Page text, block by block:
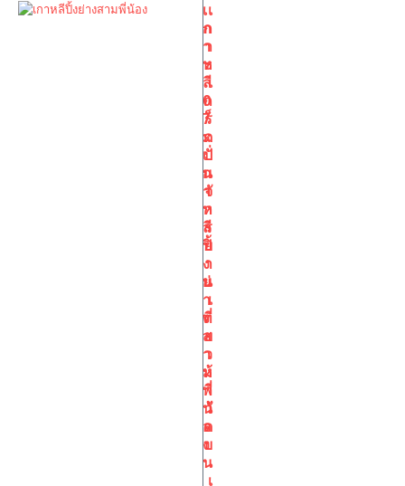
เ
ก
า
ห
ลี
0
7
::
เ
ก
า
ห
ลี
ปิ้
ง
ย่
า
ง
ส
า
ม
พี่
น้
อ
ง
เ
ก
า
ะ
เ
ก
ร็
ด
ปั่
น
จั
ก
ร
ย
า
น
เ
ที่
ย
ว
ห้
า
วั
ด
บ
น
เ